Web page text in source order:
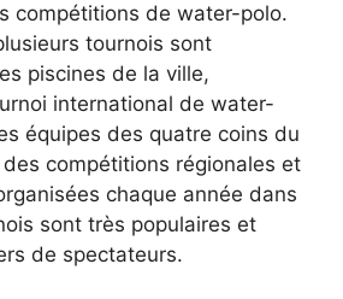
compétitions de water-polo.
tournois sont
piscines de la ville,
international de water-
équipes des quatre coins du
compétitions régionales et
chaque année dans
sont très populaires et
de spectateurs.